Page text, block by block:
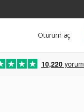
Oturum aç
10,220 yorum